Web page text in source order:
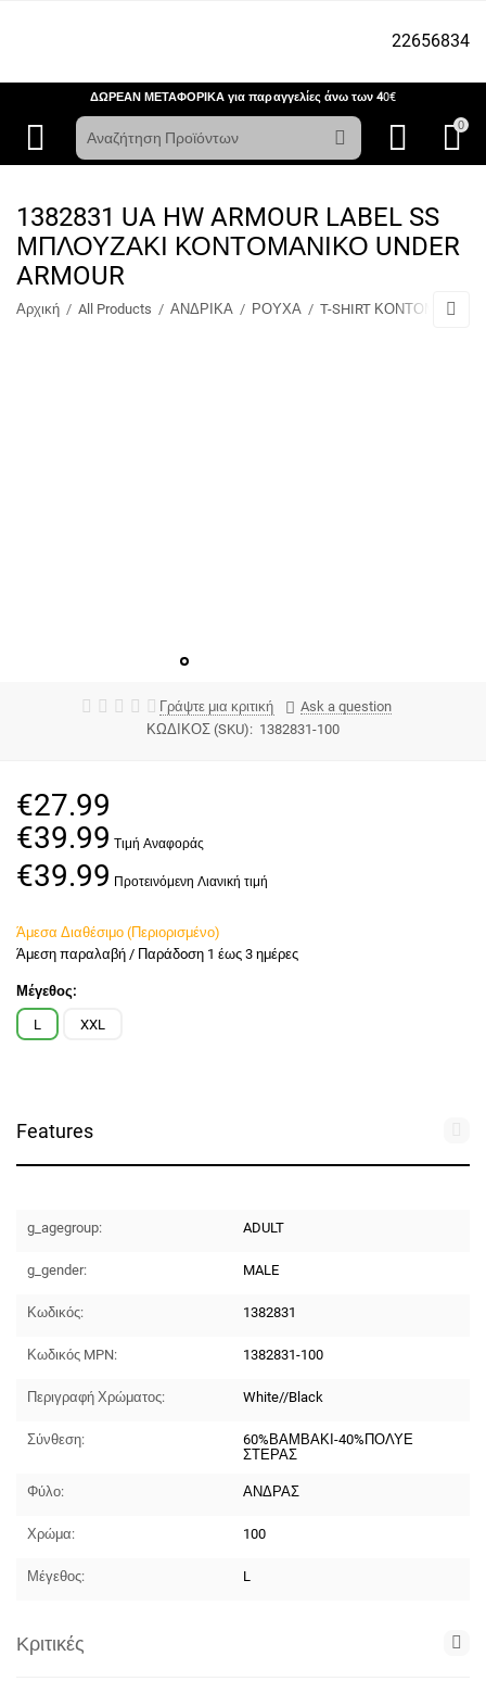
22656834
0
ΔΩΡΕΑΝ ΜΕΤΑΦΟΡΙΚΑ για παραγγελίες άνω των 40€
1382831 UA HW ARMOUR LABEL SS
ΜΠΛΟΥΖΑΚΙ ΚΟΝΤΟΜΑΝΙΚΟ UNDER
ARMOUR
Αρχική / All Products / ΑΝΔΡΙΚΑ / ΡΟΥΧΑ / T-SHIRT ΚΟΝΤΟΜΑΝΙΚΑ
Γράψτε μια κριτική
Ask a question
ΚΩΔΙΚΟΣ (SKU): 1382831-100
€39.99
€39.99
€27.99
Άμεσα Διαθέσιμο (Περιορισμένο)
Άμεση παραλαβή / Παράδoση 1 έως 3 ημέρες
Μέγεθος:
L XXL
Features
g_agegroup: ADULT
g_gender: MALE
Κωδικός: 1382831
Κωδικός MPN: 1382831-100
Περιγραφή Χρώματος: White//Black
Σύνθεση:
60%ΒΑΜΒΑΚΙ-40%ΠΟΛΥΕ
ΣΤΕΡΑΣ
Φύλο: ΑΝΔΡΑΣ
Χρώμα: 100
Μέγεθος: L
Κριτικές